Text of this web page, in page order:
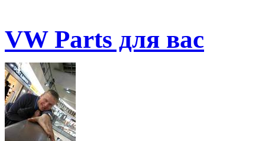
VW Parts для вас